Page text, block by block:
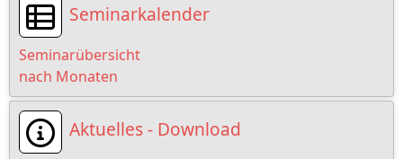
Loading
Loading
Loading
Seminarkalender
Seminarübersicht
nach Monaten
Aktuelles - Download